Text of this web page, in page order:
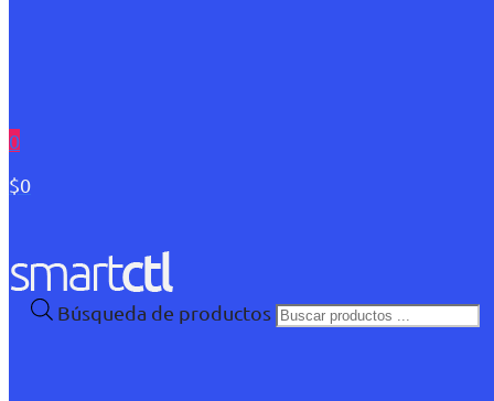
0
$0
Búsqueda de productos